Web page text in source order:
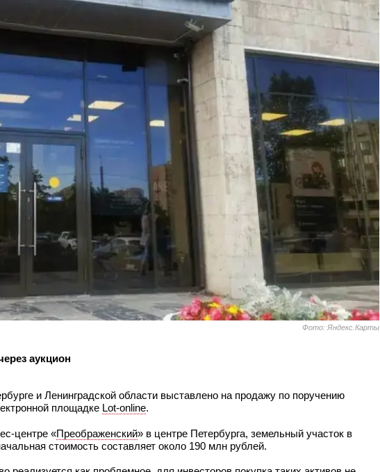
Фото: Яндекс.Карты
аукцион
и Ленинградской области выставлено на продажу по поручению
площадке Lot-online.
центре «Преображенский» в центре Петербурга, земельный участок в
стоимость составляет около 190 млн рублей.